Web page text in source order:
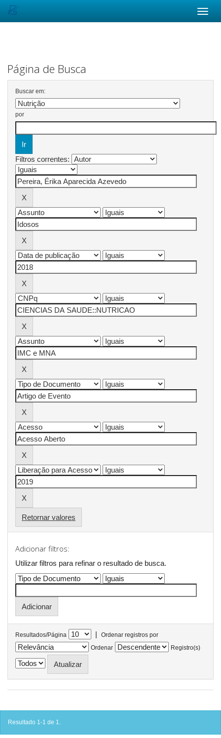
Página de Busca
Buscar em:
por
Filtros correntes:
Retornar valores
Adicionar filtros:
Utilizar filtros para refinar o resultado de busca.
Resultados/Página |
Ordenar registros por
Ordenar
Registro(s)
Resultado 1-1 de 1.